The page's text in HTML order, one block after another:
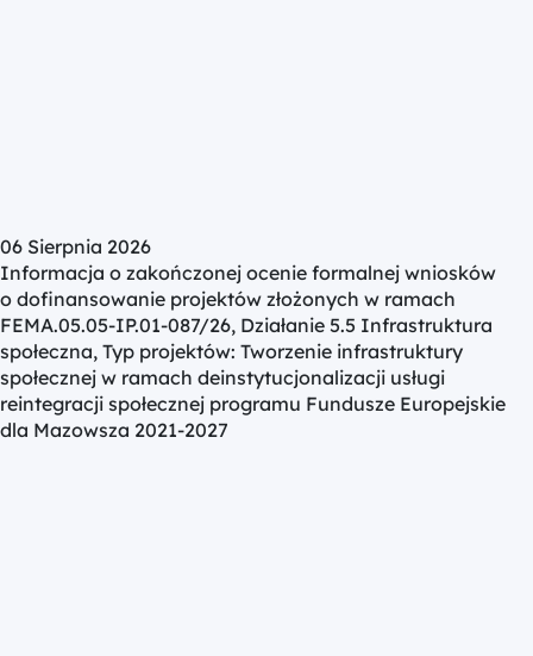
06 Sierpnia 2026
Informacja o zakończonej ocenie formalnej wniosków
o dofinansowanie projektów złożonych w ramach
FEMA.05.05-IP.01-087/26, Działanie 5.5 Infrastruktura
społeczna, Typ projektów: Tworzenie infrastruktury
społecznej w ramach deinstytucjonalizacji usługi
reintegracji społecznej programu Fundusze Europejskie
dla Mazowsza 2021-2027